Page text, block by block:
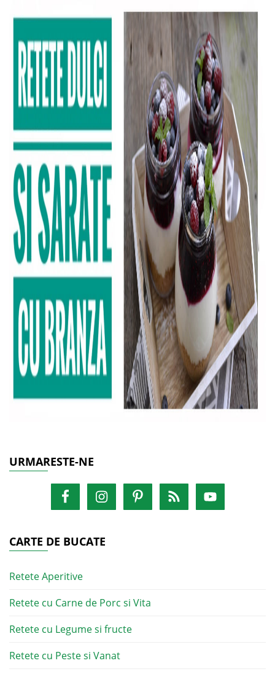
URMARESTE-NE
CARTE DE BUCATE
Retete Aperitive
Retete cu Carne de Porc si Vita
Retete cu Legume si fructe
Retete cu Peste si Vanat